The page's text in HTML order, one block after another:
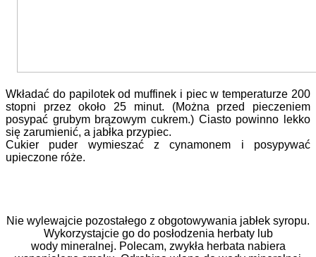
Wkładać do papilotek od muffinek i piec w temperaturze 200
stopni przez około 25 minut. (Można przed pieczeniem
posypać grubym brązowym cukrem.) Ciasto powinno lekko
się zarumienić, a jabłka przypiec.
Cukier puder wymieszać z cynamonem i posypywać
upieczone róże.
Nie wylewajcie pozostałego z obgotowywania jabłek syropu.
Wykorzystajcie go do posłodzenia herbaty lub
wody mineralnej. Polecam, zwykła herbata nabiera